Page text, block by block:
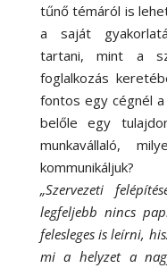
tűnő témáról is
a saját
tartani, mint a
foglalkozás
fontos egy cégnél
belőle egy
munkavállaló,
kommunikáljuk?
„Szervezeti
legfeljebb nincs
felesleges is leírni,
mi a helyzet a